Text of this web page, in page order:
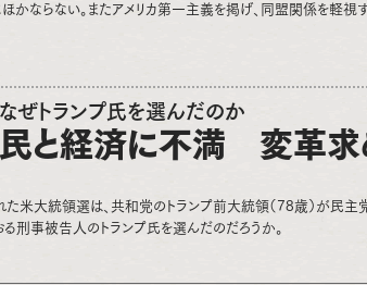
かならない。またアメリカ第一主義を掲げ、同盟関係を軽視
ぜトランプ氏を選んだのか
と経済に不満 変革求
米大統領選は、共和党のトランプ前大統領（78歳）が民主
刑事被告人のトランプ氏を選んだのだろうか。